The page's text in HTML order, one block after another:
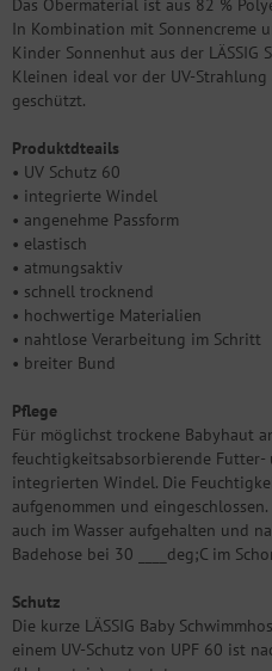
In Kombination mit Sonnencreme
Kinder Sonnenhut aus der
Kleinen ideal vor der UV-Strahlung
geschützt.
Produktdteails
• UV Schutz 60
• integrierte Windel
• angenehme Passform
• elastisch
• atmungsaktiv
• schnell trocknend
• hochwertige Materialien
• nahtlose Verarbeitung im Schritt
• breiter Bund
Pflege
Für möglichst trockene Babyhaut
feuchtigkeitsabsorbierende Futter-
integrierten Windel. Die
aufgenommen und
auch im Wasser aufgehalten und
Badehose bei 30 ____deg;C im
Schutz
Die kurze LÄSSIG Baby
einem UV-Schutz von UPF 60 ist